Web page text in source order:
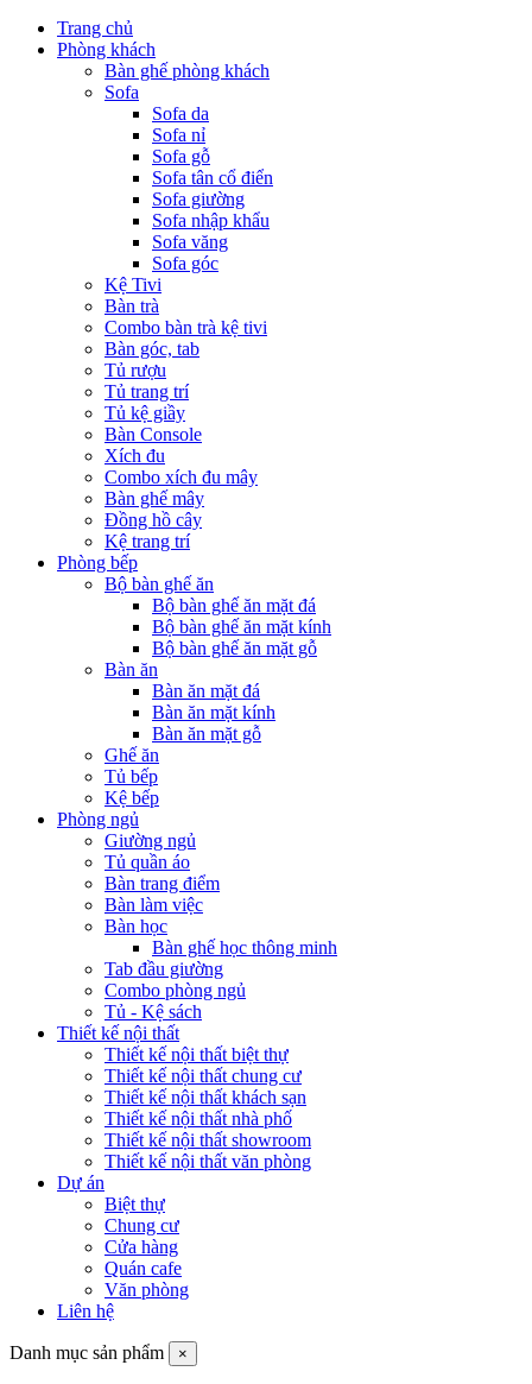
Trang chủ
Phòng khách
Bàn ghế phòng khách
Sofa
Sofa da
Sofa nỉ
Sofa gỗ
Sofa tân cổ điển
Sofa giường
Sofa nhập khẩu
Sofa văng
Sofa góc
Kệ Tivi
Bàn trà
Combo bàn trà kệ tivi
Bàn góc, tab
Tủ rượu
Tủ trang trí
Tủ kệ giầy
Bàn Console
Xích đu
Combo xích đu mây
Bàn ghế mây
Đồng hồ cây
Kệ trang trí
Phòng bếp
Bộ bàn ghế ăn
Bộ bàn ghế ăn mặt đá
Bộ bàn ghế ăn mặt kính
Bộ bàn ghế ăn mặt gỗ
Bàn ăn
Bàn ăn mặt đá
Bàn ăn mặt kính
Bàn ăn mặt gỗ
Ghế ăn
Tủ bếp
Kệ bếp
Phòng ngủ
Giường ngủ
Tủ quần áo
Bàn trang điểm
Bàn làm việc
Bàn học
Bàn ghế học thông minh
Tab đầu giường
Combo phòng ngủ
Tủ - Kệ sách
Thiết kế nội thất
Thiết kế nội thất biệt thự
Thiết kế nội thất chung cư
Thiết kế nội thất khách sạn
Thiết kế nội thất nhà phố
Thiết kế nội thất showroom
Thiết kế nội thất văn phòng
Dự án
Biệt thự
Chung cư
Cửa hàng
Quán cafe
Văn phòng
Liên hệ
Danh mục sản phẩm ×